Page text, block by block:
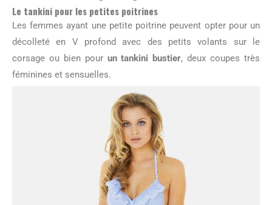
Le tankini pour les petites poitrines
Les femmes ayant une petite poitrine peuvent opter pour un
décolleté en V profond avec des petits volants sur le
corsage ou bien pour un tankini bustier, deux coupes très
féminines et sensuelles.